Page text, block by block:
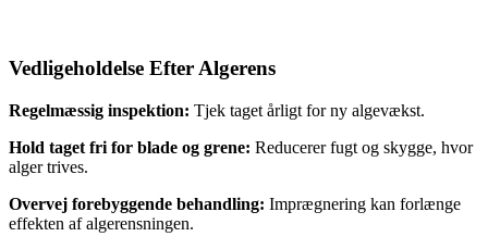
Vedligeholdelse Efter Algerens
Regelmæssig inspektion: Tjek taget årligt for ny algevækst.
Hold taget fri for blade og grene: Reducerer fugt og skygge, hvor
alger trives.
Overvej forebyggende behandling: Imprægnering kan forlænge
effekten af algerensningen.